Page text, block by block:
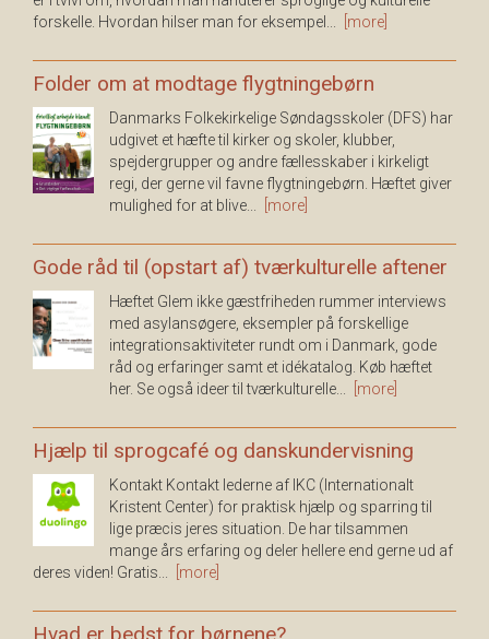
forskelle. Hvordan hilser man for eksempel...
[more]
Folder om at modtage flygtningebørn
Danmarks Folkekirkelige Søndagsskoler (DFS) har
udgivet et hæfte til kirker og skoler, klubber,
spejdergrupper og andre fællesskaber i kirkeligt
regi, der gerne vil favne flygtningebørn. Hæftet giver
mulighed for at blive...
[more]
Gode råd til (opstart af) tværkulturelle aftener
Hæftet Glem ikke gæstfriheden rummer interviews
med asylansøgere, eksempler på forskellige
integrationsaktiviteter rundt om i Danmark, gode
råd og erfaringer samt et idékatalog. Køb hæftet
her. Se også ideer til tværkulturelle...
[more]
Hjælp til sprogcafé og danskundervisning
Kontakt Kontakt lederne af IKC (Internationalt
Kristent Center) for praktisk hjælp og sparring til
lige præcis jeres situation. De har tilsammen
mange års erfaring og deler hellere end gerne ud af
deres viden! Gratis...
[more]
Hvad er bedst for børnene?